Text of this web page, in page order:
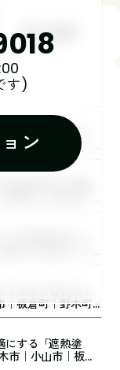
す)
ン
次の記事
すすめ！住まい
山市｜板倉町｜
外壁リフォーム専
根専門店が徹底
木町｜足利市｜
屋根専門店キレ
市｜栃木市｜小
板倉町｜野木町
リフォーム専門店
にする「遮熱塗